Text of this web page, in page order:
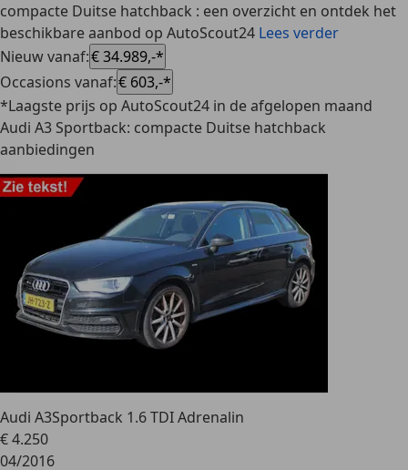
compacte Duitse hatchback : een overzicht en ontdek het
beschikbare aanbod op AutoScout24 Lees verder
Nieuw vanaf:€ 34.989,-*
Occasions vanaf:€ 603,-*
*Laagste prijs op AutoScout24 in de afgelopen maand
Audi A3 Sportback: compacte Duitse hatchback
aanbiedingen
Audi A3Sportback 1.6 TDI Adrenalin
€ 4.250
04/2016